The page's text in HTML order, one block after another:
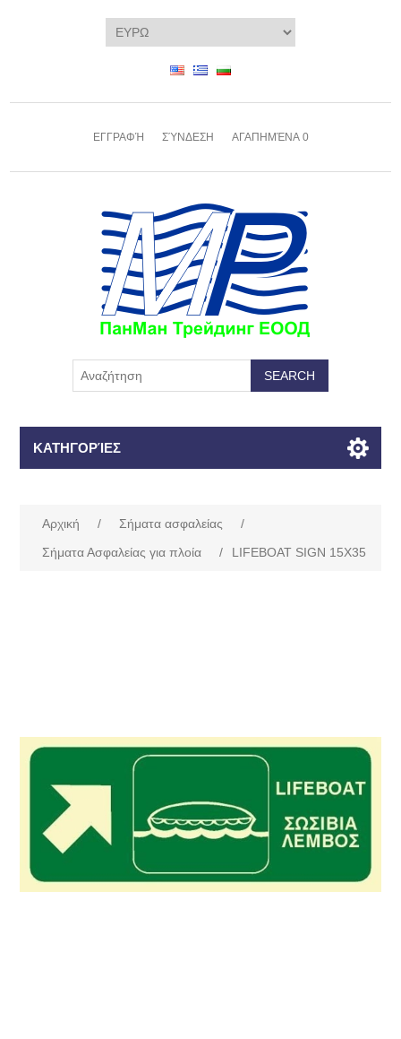
ΕΓΓΡΑΦΉ ΣΎΝΔΕΣΗ ΑΓΑΠΗΜΈΝΑ 0
ΚΑΤΗΓΟΡΊΕΣ
Αρχική / Σήματα ασφαλείας
/
Σήματα Ασφαλείας για πλοία
/ LIFEBOAT SIGN 15X35